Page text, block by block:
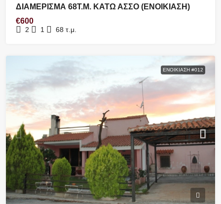
ΔΙΑΜΕΡΙΣΜΑ 68Τ.Μ. ΚΑΤΩ ΑΣΣΟ (ΕΝΟΙΚΙΑΣΗ)
€600
2 1 68 τ.μ.
ΕΝΟΙΚΊΑΣΗ #012